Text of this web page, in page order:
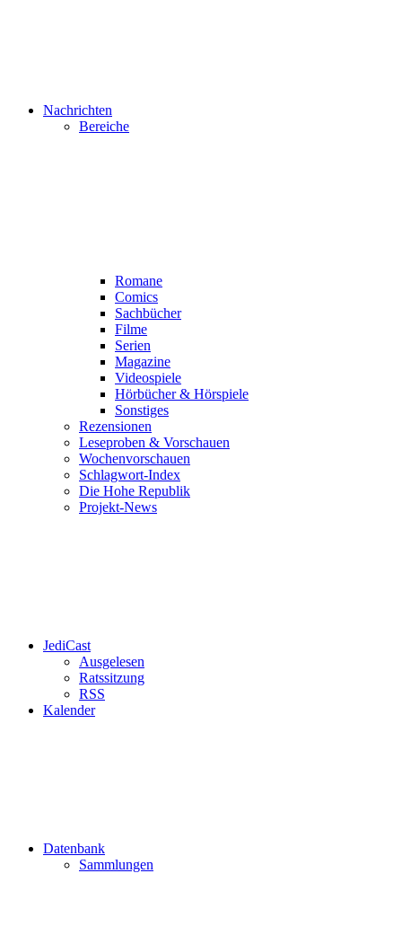
Nachrichten
Bereiche
Romane
Comics
Sachbücher
Filme
Serien
Magazine
Videospiele
Hörbücher & Hörspiele
Sonstiges
Rezensionen
Leseproben & Vorschauen
Wochenvorschauen
Schlagwort-Index
Die Hohe Republik
Projekt-News
JediCast
Ausgelesen
Ratssitzung
RSS
Kalender
Datenbank
Sammlungen